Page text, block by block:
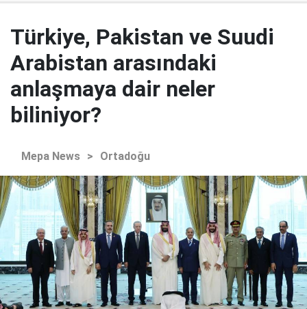
Türkiye, Pakistan ve Suudi
Arabistan arasındaki
anlaşmaya dair neler
biliniyor?
Mepa News > Ortadoğu